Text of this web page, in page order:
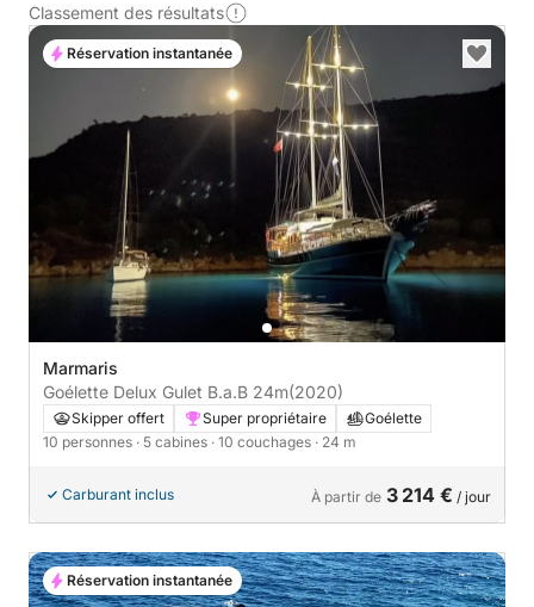
Classement des résultats
Marmaris
Goélette Delux Gulet B.a.B 24m(2020)
Skipper offert Super propriétaire
Goélette
10 personnes · 5 cabines · 10 couchages · 24 m
Carburant inclus À partir de 3 214 € / jour
Réservation instantanée
Réservation instantanée